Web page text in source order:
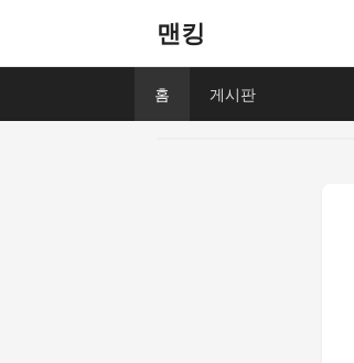
맨킹
홈 게시판